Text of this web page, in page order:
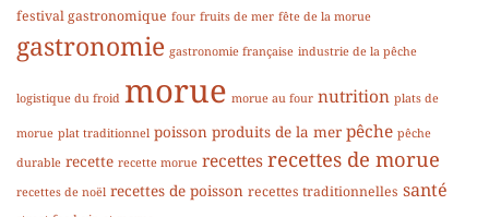
festival gastronomique four fruits de mer fête de la morue
gastronomie gastronomie française industrie de la pêche
logistique du froid morue morue au four nutrition plats de
morue plat traditionnel poisson produits de la mer pêche pêche
durable recette recette morue recettes recettes de morue
recettes de noël recettes de poisson recettes traditionnelles santé